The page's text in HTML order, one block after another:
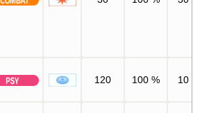
120 100 % 10